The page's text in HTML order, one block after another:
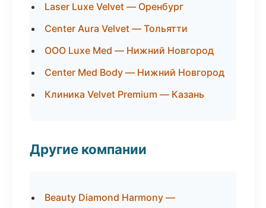
Laser Luxe Velvet — Оренбург
Center Aura Velvet — Тольятти
ООО Luxe Med — Нижний Новгород
Center Med Body — Нижний Новгород
Клиника Velvet Premium — Казань
Другие компании
Beauty Diamond Harmony —